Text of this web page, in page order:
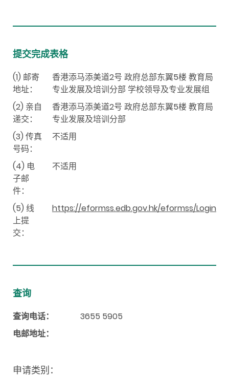
提交完成表格
(1) 邮寄
地址：
香港添马添美道2号 政府总部东翼5楼 教育局
专业发展及培训分部 学校领导及专业发展组
(2) 亲自
递交：
香港添马添美道2号 政府总部东翼5楼 教育局
专业发展及培训分部
(3) 传真
号码：
不适用
(4) 电
子邮
件：
不适用
(5) 线
上提
交：
https://eformss.edb.gov.hk/eformss/Login
查询
查询电话：
3655 5905
电邮地址：
申请类别：